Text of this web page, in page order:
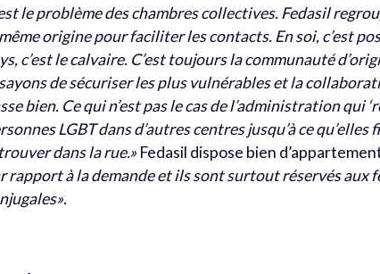
le problème des chambres collectives. Fedasil
origine pour faciliter les contacts. En soi, c’est
c’est le calvaire. C’est toujours la communauté
de sécuriser les plus vulnérables et la
bien. Ce qui n’est pas le cas de l’administration qui
LGBT dans d’autres centres jusqu’à ce
dans la rue.» Fedasil dispose bien
rapport à la demande et ils sont surtout réservés aux
.